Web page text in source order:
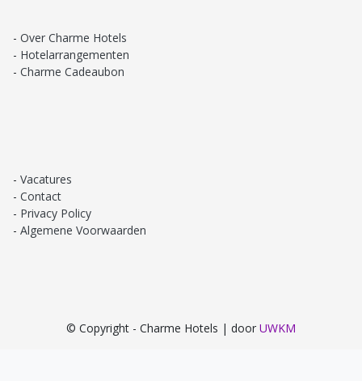
Over Charme Hotels
Hotelarrangementen
Charme Cadeaubon
Vacatures
Contact
Privacy Policy
Algemene Voorwaarden
© Copyright - Charme Hotels | door UWKM